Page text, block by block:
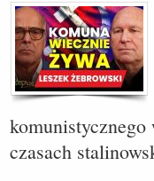
czasach